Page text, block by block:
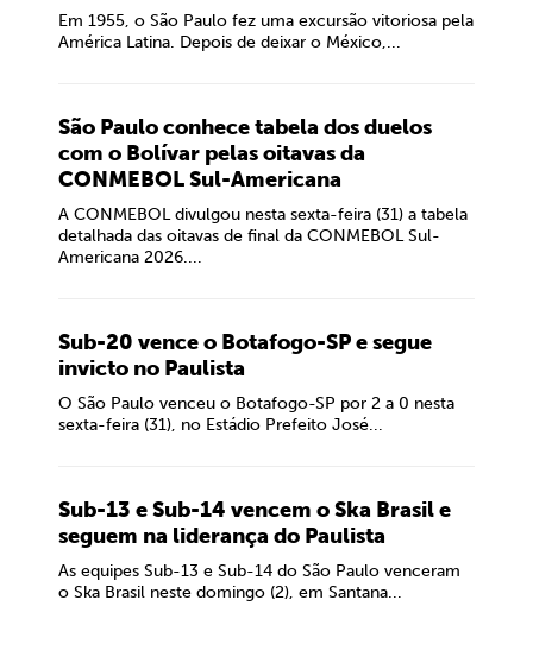
Em 1955, o São Paulo fez uma excursão vitoriosa pela
América Latina. Depois de deixar o México,...
São Paulo conhece tabela dos duelos
com o Bolívar pelas oitavas da
CONMEBOL Sul-Americana
A CONMEBOL divulgou nesta sexta-feira (31) a tabela
detalhada das oitavas de final da CONMEBOL Sul-
Americana 2026....
Sub-20 vence o Botafogo-SP e segue
invicto no Paulista
O São Paulo venceu o Botafogo-SP por 2 a 0 nesta
sexta-feira (31), no Estádio Prefeito José...
Sub-13 e Sub-14 vencem o Ska Brasil e
seguem na liderança do Paulista
As equipes Sub-13 e Sub-14 do São Paulo venceram
o Ska Brasil neste domingo (2), em Santana...